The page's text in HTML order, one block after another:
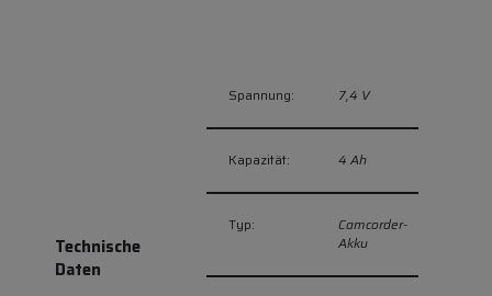
Technische
Daten
Spannung: 7,4 V
Kapazität: 4 Ah
Typ:
Camcorder-
Akku